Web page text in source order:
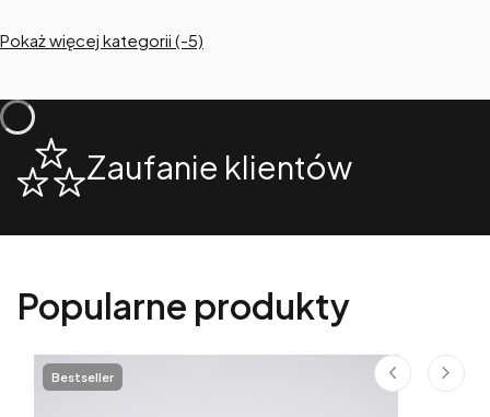
Pokaż więcej kategorii (-5)
Zaufanie klientów
Popularne produkty
Bestseller